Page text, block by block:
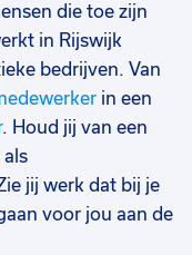
die toe zijn
in Rijswijk
bedrijven. Van
in een
. Houd jij van een
jij werk dat bij je
voor jou aan de